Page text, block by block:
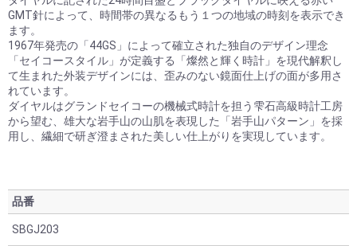
お買い物を続ける カートへ進む
GMT針によって、時間帯の異なるもう１つの地域の時刻を表示でき
ます。
1967年発売の「44GS」によって確立された独自のデザイン理念
「セイコースタイル」が定義する「燦然と輝く時計」を現代解釈し
て生まれた外装デザインには、歪みのない鏡面仕上げの面が多用さ
れています。
ダイヤルはグランドセイコーの機械式時計を担う雫石高級時計工房
から望む、雄大な岩手山の山肌を表現した「岩手山パターン」を採
用し、繊細で研ぎ澄まされた美しい仕上がりを実現しています。
品番
SBGJ203